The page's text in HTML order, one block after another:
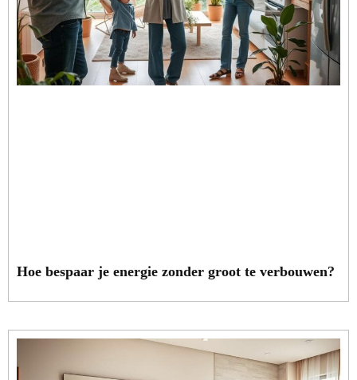
Hoe bespaar je energie zonder groot te verbouwen?